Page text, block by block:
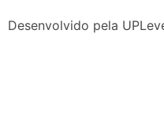
Desenvolvido pela